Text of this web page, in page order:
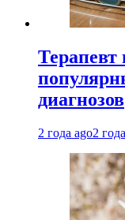
Терапевт
диагнозов
2 года ago2